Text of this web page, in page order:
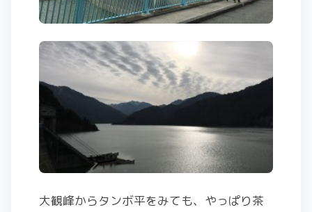
大観峰からタンボ平をみても、やっぱり茶